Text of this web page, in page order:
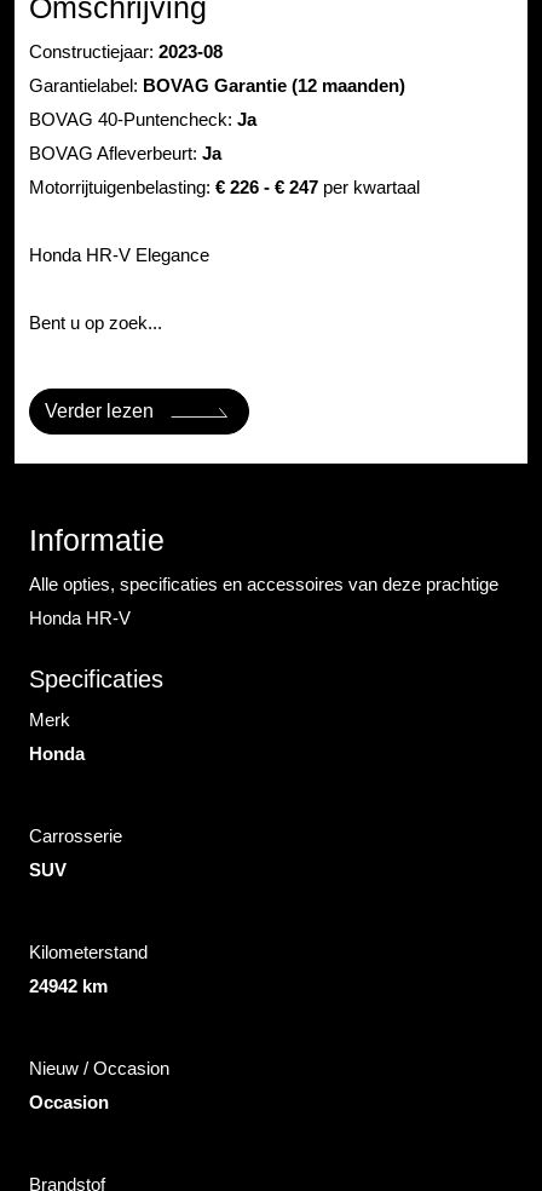
Omschrijving
Constructiejaar: 2023-08
Garantielabel: BOVAG Garantie (12 maanden)
BOVAG 40-Puntencheck: Ja
BOVAG Afleverbeurt: Ja
Motorrijtuigenbelasting: € 226 - € 247 per kwartaal
Honda HR-V Elegance
Bent u op zoek...
Verder lezen
Informatie
Alle opties, specificaties en accessoires van deze prachtige
Honda HR-V
Specificaties
Merk
Honda
Carrosserie
SUV
Kilometerstand
24942 km
Nieuw / Occasion
Occasion
Brandstof